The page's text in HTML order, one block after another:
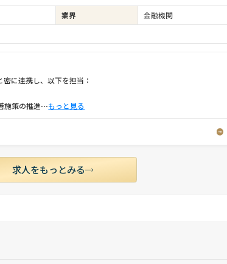
業界
金融機関
に連携し、以下を担当：
施策の推進⋯もっと見る
求人をもっとみる